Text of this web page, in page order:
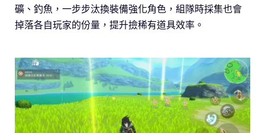
礦、釣魚，一步步汰換裝備強化角色，組隊時採集也會
掉落各自玩家的份量，提升撿稀有道具效率。